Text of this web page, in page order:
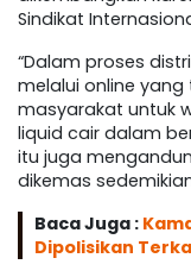
Sindikat
“Dalam proses
melalui online
masyarakat untuk
liquid cair dalam
itu juga
dikemas
Baca Juga :
Dipolisikan